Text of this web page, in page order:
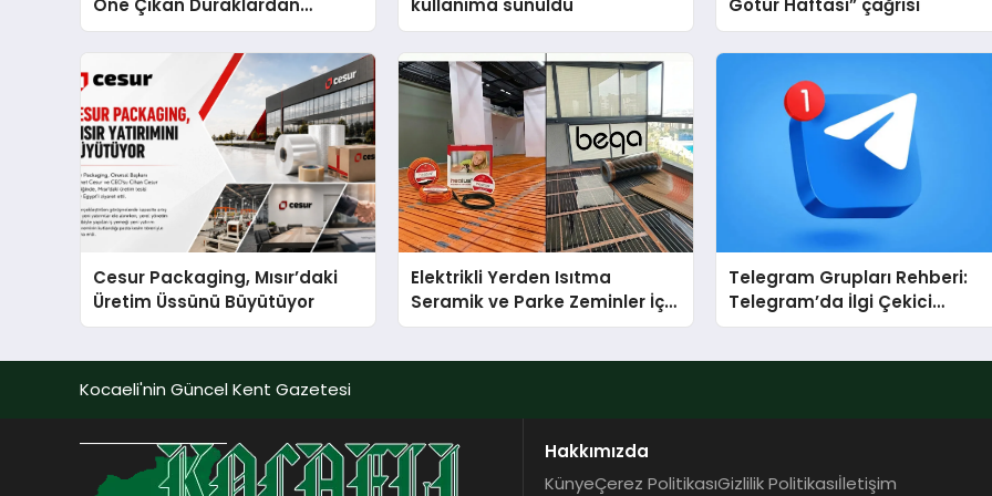
Öne Çıkan Duraklardan
Aytaçoğlu Menemen
kullanıma sunuldu
Götür Haftası” çağrısı
Cesur Packaging, Mısır’daki
Üretim Üssünü Büyütüyor
Elektrikli Yerden Isıtma
Seramik ve Parke Zeminler İçin
En Verimli Çözümler
Telegram Grupları Rehberi:
Telegram’da İlgi Çekici
Topluluklar Nasıl Bulunur?
Kocaeli'nin Güncel Kent Gazetesi
Hakkımızda
KünyeÇerez PolitikasıGizlilik Politikasıİletişim